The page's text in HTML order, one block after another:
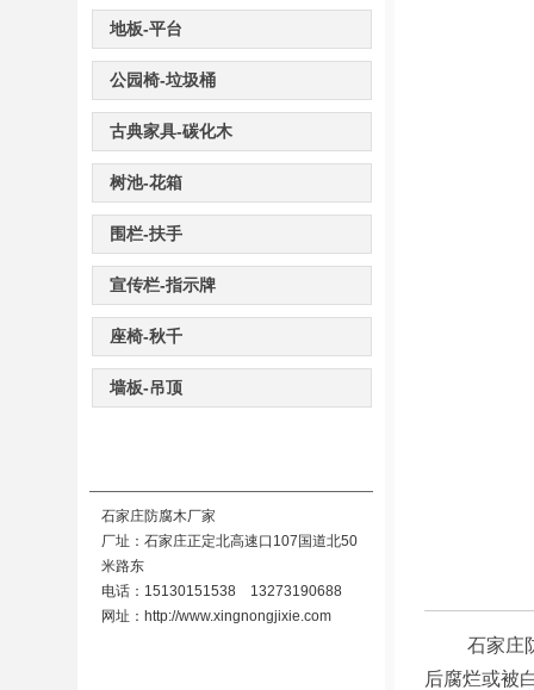
地板-平台
公园椅-垃圾桶
古典家具-碳化木
树池-花箱
围栏-扶手
宣传栏-指示牌
座椅-秋千
墙板-吊顶
石家庄防腐木厂家
厂址：石家庄正定北高速口107国道北50
米路东
电话：15130151538 13273190688
网址： http://www.xingnongjixie.com
石家庄防
后腐烂或被